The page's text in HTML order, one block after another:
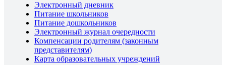
Электронный дневник
Питание школьников
Питание дошкольников
Электронный журнал очередности
Компенсации родителям (законным
представителям)
Карта образовательных учреждений